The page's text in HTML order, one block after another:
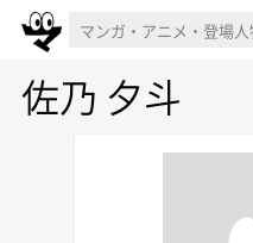
佐乃 夕斗